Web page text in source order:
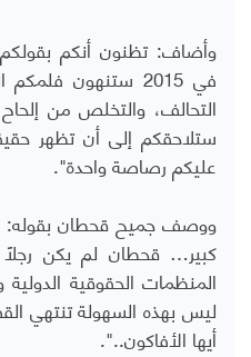
وأضاف: تظنون أنكم
في 2015 ستنهون
التحالف، والتخلص من
ستلاحقكم إلى أن تظهر
عليكم رصاصة واحدة".
ووصف جميح قحطان
كبير… قحطان لم يكن
المنظمات الحقوقية
ليس بهذه السهولة تنتهي
أيها الأفاكون..".